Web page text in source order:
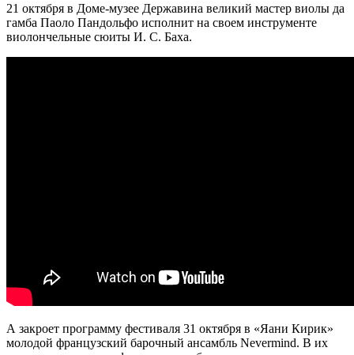
21 октября в Доме-музее Державина великий мастер виолы да
гамба Паоло Пандольфо исполнит на своем инструменте
виолончельные сюиты И. С. Баха.
А закроет программу фестиваля 31 октября в «Яани Кирик»
молодой французский барочный ансамбль Nevermind. В их